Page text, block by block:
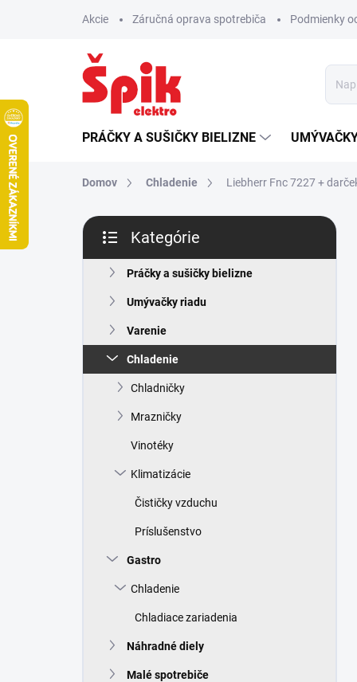
Akcie Záručná oprava spotrebiča Podmienky
PRÁČKY A SUŠIČKY BIELIZNE
Domov Chladenie Liebherr Fnc 7227+
B
č
n
kategórie
Kategórie
Práčky a sušičky bielizne
Umývačky riadu
Varenie
Chladenie
Chladničky
Mrazničky
Vinotéky
Klimatizácie
Čističky vzduchu
Príslušenstvo
Gastro
Chladenie
Chladiace zariadenia
Náhradné diely
Malé spotrebiče